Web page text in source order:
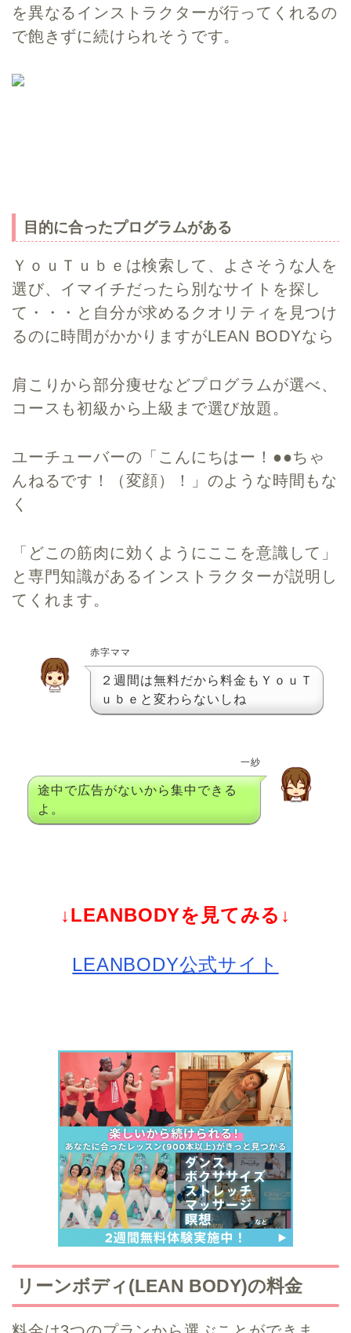
を異なるインストラクターが行ってくれるの
で飽きずに続けられそうです。
目的に合ったプログラムがある
ＹｏｕＴｕｂｅは検索して、よさそうな人を
選び、イマイチだったら別なサイトを探し
て・・・と自分が求めるクオリティを見つけ
るのに時間がかかりますがLEAN BODYなら
肩こりから部分痩せなどプログラムが選べ、
コースも初級から上級まで選び放題。
ユーチューバーの「こんにちはー！●●ちゃ
んねるです！（変顔）！」のような時間もな
く
「どこの筋肉に効くようにここを意識して」
と専門知識があるインストラクターが説明し
てくれます。
赤字ママ
２週間は無料だから料金もＹｏｕＴ
ｕｂｅと変わらないしね
一紗
途中で広告がないから集中できる
よ。
↓LEANBODYを見てみる↓
LEANBODY公式サイト
リーンボディ(LEAN BODY)の料金